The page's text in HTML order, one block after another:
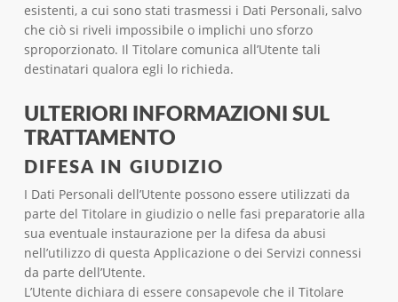
esistenti, a cui sono stati trasmessi i Dati Personali, salvo
che ciò si riveli impossibile o implichi uno sforzo
sproporzionato. Il Titolare comunica all’Utente tali
destinatari qualora egli lo richieda.
ULTERIORI INFORMAZIONI SUL
TRATTAMENTO
DIFESA IN GIUDIZIO
I Dati Personali dell’Utente possono essere utilizzati da
parte del Titolare in giudizio o nelle fasi preparatorie alla
sua eventuale instaurazione per la difesa da abusi
nell’utilizzo di questa Applicazione o dei Servizi connessi
da parte dell’Utente.
L’Utente dichiara di essere consapevole che il Titolare